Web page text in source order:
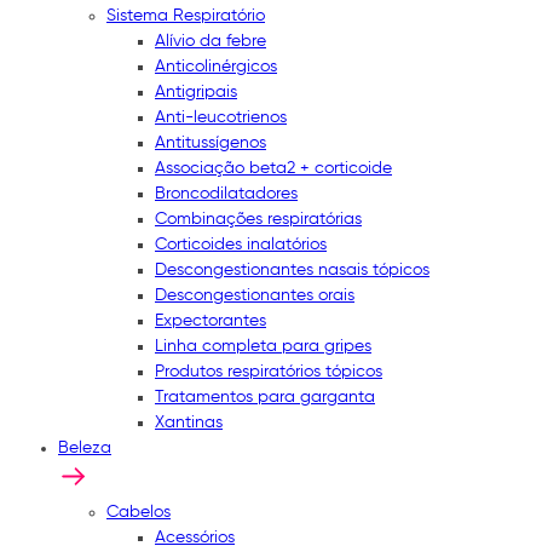
Sistema Respiratório
Alívio da febre
Anticolinérgicos
Antigripais
Anti-leucotrienos
Antitussígenos
Associação beta2 + corticoide
Broncodilatadores
Combinações respiratórias
Corticoides inalatórios
Descongestionantes nasais tópicos
Descongestionantes orais
Expectorantes
Linha completa para gripes
Produtos respiratórios tópicos
Tratamentos para garganta
Xantinas
Beleza
Cabelos
Acessórios